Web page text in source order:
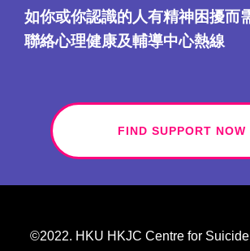
如你或你認識的人有精神困擾而
聯絡心理健康及輔導中心熱線
FIND SUPPORT NOW
©2022. HKU HKJC Centre for